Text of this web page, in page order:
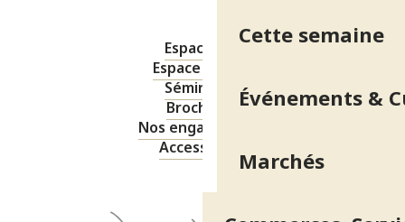
Cette semaine
Événements &
Marchés
Espace pro
Espace presse
Séminaires
Brochures
Nos engagements
Accessibilité